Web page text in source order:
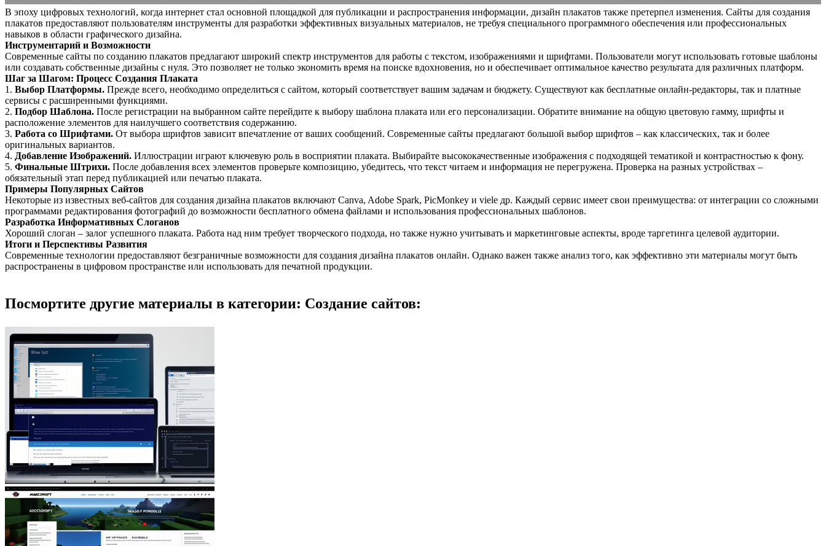
В эпоху цифровых технологий, когда интернет стал основной площадкой для публикации и распространения информации, дизайн плакатов также претерпел изменения. Сайты для создания
плакатов предоставляют пользователям инструменты для разработки эффективных визуальных материалов, не требуя специального программного обеспечения или профессиональных
навыков в области графического дизайна.
Инструментарий и Возможности
Современные сайты по созданию плакатов предлагают широкий спектр инструментов для работы с текстом, изображениями и шрифтами. Пользователи могут использовать готовые шаблоны
или создавать собственные дизайны с нуля. Это позволяет не только экономить время на поиске вдохновения, но и обеспечивает оптимальное качество результата для различных платформ.
Шаг за Шагом: Процесс Создания Плаката
1. Выбор Платформы. Прежде всего, необходимо определиться с сайтом, который соответствует вашим задачам и бюджету. Существуют как бесплатные онлайн-редакторы, так и платные
сервисы с расширенными функциями.
2. Подбор Шаблона. После регистрации на выбранном сайте перейдите к выбору шаблона плаката или его персонализации. Обратите внимание на общую цветовую гамму, шрифты и
расположение элементов для наилучшего соответствия содержанию.
3. Работа со Шрифтами. От выбора шрифтов зависит впечатление от ваших сообщений. Современные сайты предлагают большой выбор шрифтов – как классических, так и более
оригинальных вариантов.
4. Добавление Изображений. Иллюстрации играют ключевую роль в восприятии плаката. Выбирайте высококачественные изображения с подходящей тематикой и контрастностью к фону.
5. Финальные Штрихи. После добавления всех элементов проверьте композицию, убедитесь, что текст читаем и информация не перегружена. Проверка на разных устройствах –
обязательный этап перед публикацией или печатью плаката.
Примеры Популярных Сайтов
Некоторые из известных веб-сайтов для создания дизайна плакатов включают Canva, Adobe Spark, PicMonkey и viele др. Каждый сервис имеет свои преимущества: от интеграции со сложными
программами редактирования фотографий до возможности бесплатного обмена файлами и использования профессиональных шаблонов.
Разработка Информативных Слоганов
Хороший слоган – залог успешного плаката. Работа над ним требует творческого подхода, но также нужно учитывать и маркетинговые аспекты, вроде таргетинга целевой аудитории.
Итоги и Перспективы Развития
Современные технологии предоставляют безграничные возможности для создания дизайна плакатов онлайн. Однако важен также анализ того, как эффективно эти материалы могут быть
распространены в цифровом пространстве или использовать для печатной продукции.
Посмортите другие материалы в категории: Создание сайтов: